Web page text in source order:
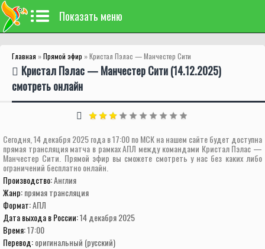
Показать меню
Главная »Прямой эфир » Кристал Пэлас — Манчестер Сити
Кристал Пэлас — Манчестер Сити (14.12.2025)
смотреть онлайн
Сегодня, 14 декабря 2025 года в 17:00 по МСК на нашем сайте будет доступна
прямая трансляция матча в рамках АПЛ между командами Кристал Пэлас —
Манчестер Сити. Прямой эфир вы сможете смотреть у нас без каких либо
ограничений бесплатно онлайн.
Производство:Англия
Жанр:прямая трансляция
Формат:АПЛ
Дата выхода в России:14 декабря 2025
Время:17:00
Перевод:оригинальный (русский)